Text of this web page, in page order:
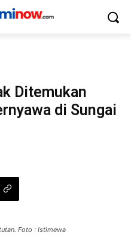
Ditemukan
di Sungai
Foto : Istimewa